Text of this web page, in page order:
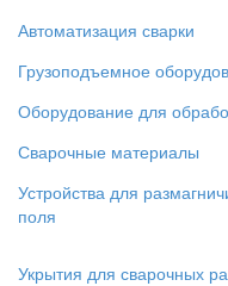
Автоматизация сварки
Грузоподъемное
Оборудование для
Сварочные материалы
Устройства для
поля
Укрытия для сварочных